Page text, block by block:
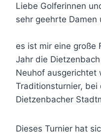
Liebe Golferinnen
sehr geehrte Damen
es ist mir eine große
Jahr die
Neuhof ausgerichtet
Traditionsturnier,
Dietzenbacher
Dieses Turnier hat